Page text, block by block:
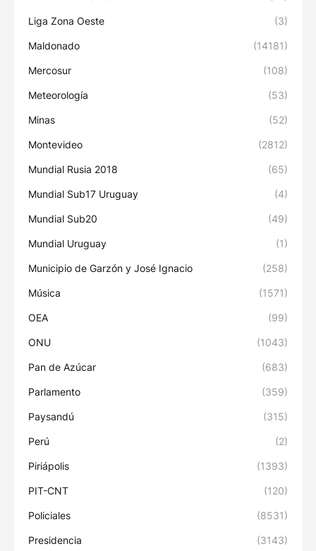
Liga Zona Oeste (3)
Maldonado (14181)
Mercosur (108)
Meteorología (53)
Minas (52)
Montevideo (2812)
Mundial Rusia 2018 (65)
Mundial Sub17 Uruguay (4)
Mundial Sub20 (49)
Mundial Uruguay (1)
Municipio de Garzón y José Ignacio (258)
Música (1571)
OEA (99)
ONU (1043)
Pan de Azúcar (683)
Parlamento (359)
Paysandú (315)
Perú (2)
Piriápolis (1393)
PIT-CNT (120)
Policiales (8531)
Presidencia (3143)